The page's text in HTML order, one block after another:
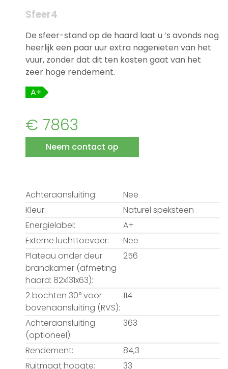
Sfeer4
De sfeer-stand op de haard laat u ’s avonds nog
heerlijk een paar uur extra nagenieten van het
vuur, zonder dat dit ten kosten gaat van het
zeer hoge rendement.
A+
€ 7863
Neem contact op
Achteraansluiting:
Nee
Kleur:
Naturel speksteen
Energielabel:
A+
Externe luchttoevoer:
Nee
Plateau onder deur
brandkamer (afmeting
haard: 82x131x63):
256
2 bochten 30° voor
bovenaansluiting (RVS):
114
Achteraansluiting
(optioneel):
363
Rendement:
84,3
Ruitmaat hoogte:
33